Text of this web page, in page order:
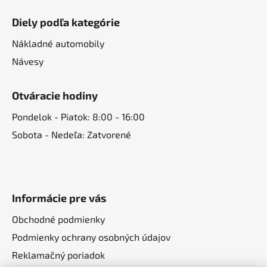
Diely podľa kategórie
Nákladné automobily
Návesy
Otváracie hodiny
Pondelok - Piatok: 8:00 - 16:00
Sobota - Nedeľa: Zatvorené
Informácie pre vás
Obchodné podmienky
Podmienky ochrany osobných údajov
Reklamačný poriadok